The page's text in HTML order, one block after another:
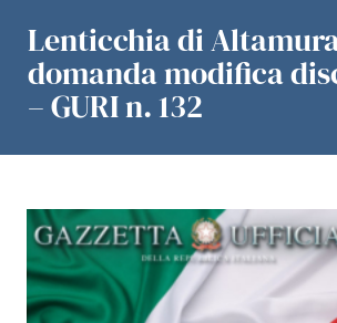
Lenticchia di
domanda modifica
– GURI n. 132